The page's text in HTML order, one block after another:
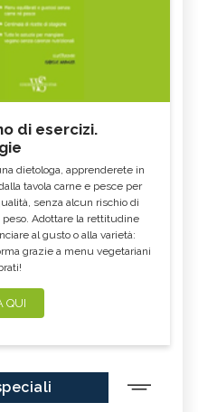
di esercizi.
dietologa, apprenderete in
tavola carne e pesce per
senza alcun rischio di
Adottare la rettitudine
al gusto o alla varietà:
grazie a menu vegetariani
QUI